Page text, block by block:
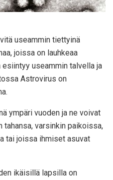
useammin tiettyinä
joissa on lauhkeaa
useammin talvella ja
Astrovirus on
ympäri vuoden ja ne voivat
varsinkin paikoissa,
tai joissa ihmiset asuvat
ikäisillä lapsilla on